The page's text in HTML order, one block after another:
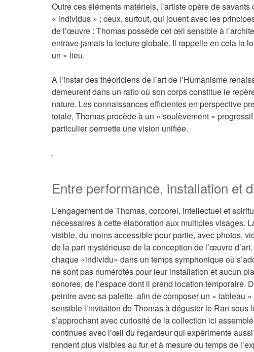
Outre ces éléments matériels, l’artiste opère de
« individus » ; ceux, surtout, qui jouent avec les
de lʼœuvre : Thomas possède cet œil sensible à
entrave jamais la lecture globale. Il rappelle en cela la
un » lieu.
A l’instar des théoriciens de l’art de l’Humanisme
demeurent dans un ratio où son corps constitue le
nature. Les connaissances efficientes en perspective
totale, Thomas procède à un « soulèvement »
particulier permette une vision unifiée.
.
Entre performance, installation et
L’engagement de Thomas, corporel, intellectuel et
nécessaires à cette élaboration aux multiples visages.
visible, du moins accessible pour partie, avec photos,
de la part mystérieuse de la conception de lʼœuvre
chaque «individu» dans un temps symphonique où
ne sont pas numérotés pour leur installation et aucun
sonores, de l’espace dont il prend location temporaire.
peintre avec sa palette, afin de composer un « tableau
sensible l’invitation de Thomas à déguster le Ran
s’approchant avec curiosité de la collection ici
continues avec lʼœil du regardeur qui expérimente
rendent plus visibles au fur et à mesure du temps de